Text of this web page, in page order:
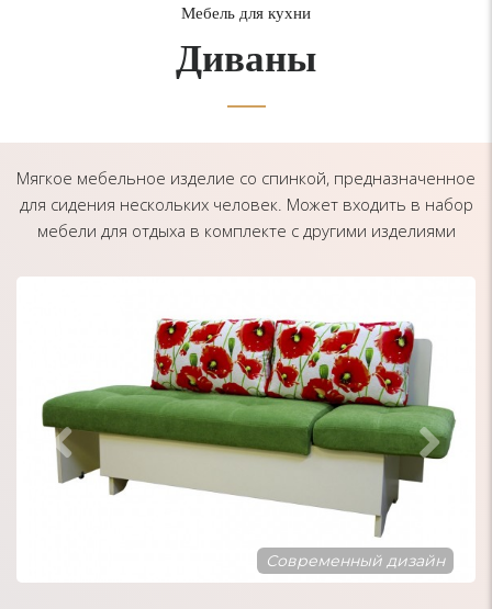
Мебель для кухни
Диваны
Мягкое мебельное изделие со спинкой, предназначенное
для сидения нескольких человек. Может входить в набор
мебели для отдыха в комплекте с другими изделиями
Современный дизайн